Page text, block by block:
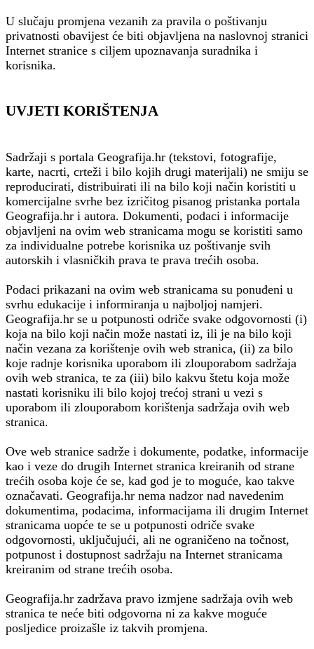
U slučaju promjena vezanih za pravila o poštivanju
privatnosti obavijest će biti objavljena na naslovnoj stranici
Internet stranice s ciljem upoznavanja suradnika i
korisnika.
UVJETI KORIŠTENJA
Sadržaji s portala Geografija.hr (tekstovi, fotografije,
karte, nacrti, crteži i bilo kojih drugi materijali) ne smiju se
reproducirati, distribuirati ili na bilo koji način koristiti u
komercijalne svrhe bez izričitog pisanog pristanka portala
Geografija.hr i autora. Dokumenti, podaci i informacije
objavljeni na ovim web stranicama mogu se koristiti samo
za individualne potrebe korisnika uz poštivanje svih
autorskih i vlasničkih prava te prava trećih osoba.
Podaci prikazani na ovim web stranicama su ponuđeni u
svrhu edukacije i informiranja u najboljoj namjeri.
Geografija.hr se u potpunosti odriče svake odgovornosti (i)
koja na bilo koji način može nastati iz, ili je na bilo koji
način vezana za korištenje ovih web stranica, (ii) za bilo
koje radnje korisnika uporabom ili zlouporabom sadržaja
ovih web stranica, te za (iii) bilo kakvu štetu koja može
nastati korisniku ili bilo kojoj trećoj strani u vezi s
uporabom ili zlouporabom korištenja sadržaja ovih web
stranica.
Ove web stranice sadrže i dokumente, podatke, informacije
kao i veze do drugih Internet stranica kreiranih od strane
trećih osoba koje će se, kad god je to moguće, kao takve
označavati. Geografija.hr nema nadzor nad navedenim
dokumentima, podacima, informacijama ili drugim Internet
stranicama uopće te se u potpunosti odriče svake
odgovornosti, uključujući, ali ne ograničeno na točnost,
potpunost i dostupnost sadržaju na Internet stranicama
kreiranim od strane trećih osoba.
Geografija.hr zadržava pravo izmjene sadržaja ovih web
stranica te neće biti odgovorna ni za kakve moguće
posljedice proizašle iz takvih promjena.